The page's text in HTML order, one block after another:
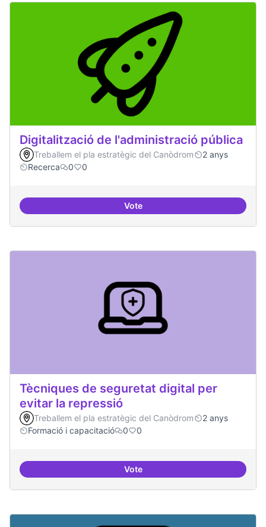
Digitalització de l'administració pública
Treballem el pla estratègic del Canòdrom
2 anys
Recerca
0 0
VoteDigitalització de l'administració
Tècniques de seguretat digital per
evitar la repressió
Treballem el pla estratègic del Canòdrom
2 anys
Formació i capacitació
0 0
VoteTècniques de seguretat digital